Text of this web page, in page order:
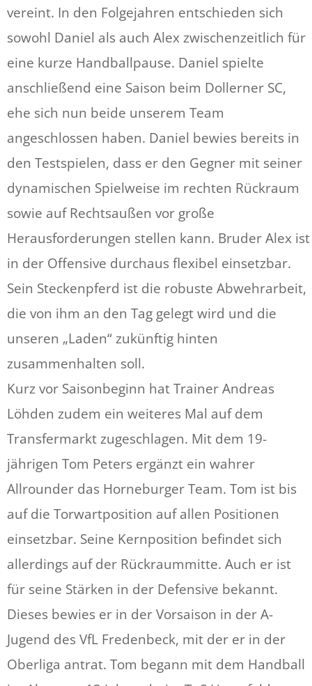
vereint. In den Folgejahren entschieden sich
sowohl Daniel als auch Alex zwischenzeitlich für
eine kurze Handballpause. Daniel spielte
anschließend eine Saison beim Dollerner SC,
ehe sich nun beide unserem Team
angeschlossen haben. Daniel bewies bereits in
den Testspielen, dass er den Gegner mit seiner
dynamischen Spielweise im rechten Rückraum
sowie auf Rechtsaußen vor große
Herausforderungen stellen kann. Bruder Alex ist
in der Offensive durchaus flexibel einsetzbar.
Sein Steckenpferd ist die robuste Abwehrarbeit,
die von ihm an den Tag gelegt wird und die
unseren „Laden“ zukünftig hinten
zusammenhalten soll.
Kurz vor Saisonbeginn hat Trainer Andreas
Löhden zudem ein weiteres Mal auf dem
Transfermarkt zugeschlagen. Mit dem 19-
jährigen Tom Peters ergänzt ein wahrer
Allrounder das Horneburger Team. Tom ist bis
auf die Torwartposition auf allen Positionen
einsetzbar. Seine Kernposition befindet sich
allerdings auf der Rückraummitte. Auch er ist
für seine Stärken in der Defensive bekannt.
Dieses bewies er in der Vorsaison in der A-
Jugend des VfL Fredenbeck, mit der er in der
Oberliga antrat. Tom begann mit dem Handball